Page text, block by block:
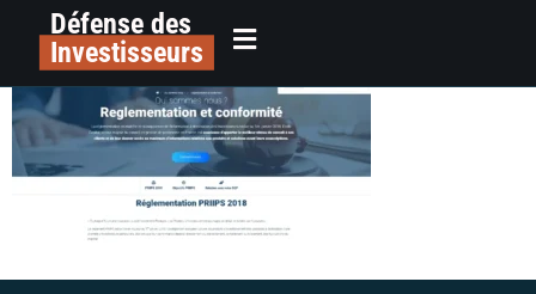
principalDéfense des
Investisseurs
etoilecapital.online